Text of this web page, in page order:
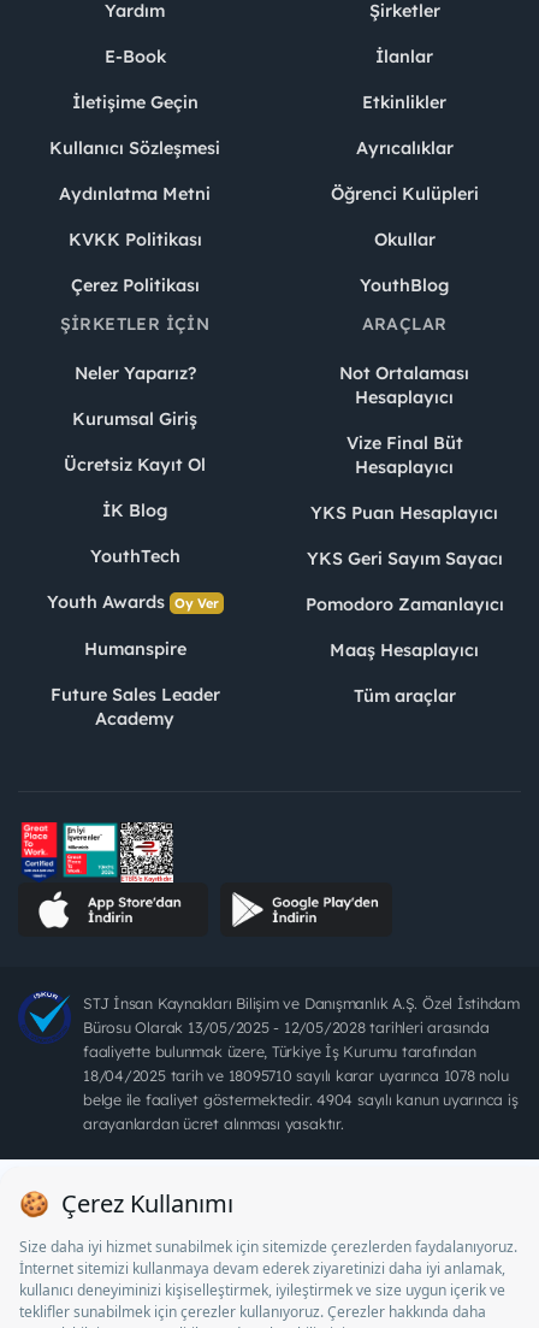
Yardım
E-Book
İletişime Geçin
Kullanıcı Sözleşmesi
Aydınlatma Metni
KVKK Politikası
Çerez Politikası
Şirketler
İlanlar
Etkinlikler
Ayrıcalıklar
Öğrenci Kulüpleri
Okullar
YouthBlog
ŞIRKETLER İÇIN
Neler Yaparız?
Kurumsal Giriş
Ücretsiz Kayıt Ol
İK Blog
YouthTech
Youth Awards Oy Ver
Humanspire
Future Sales Leader
Academy
ARAÇLAR
Not Ortalaması
Hesaplayıcı
Vize Final Büt
Hesaplayıcı
YKS Puan Hesaplayıcı
YKS Geri Sayım Sayacı
Pomodoro Zamanlayıcı
Maaş Hesaplayıcı
Tüm araçlar
STJ İnsan Kaynakları Bilişim ve Danışmanlık A.Ş. Özel İstihdam
Bürosu Olarak 13/05/2025 - 12/05/2028 tarihleri arasında
faaliyette bulunmak üzere, Türkiye İş Kurumu tarafından
18/04/2025 tarih ve 18095710 sayılı karar uyarınca 1078 nolu
belge ile faaliyet göstermektedir. 4904 sayılı kanun uyarınca iş
arayanlardan ücret alınması yasaktır.